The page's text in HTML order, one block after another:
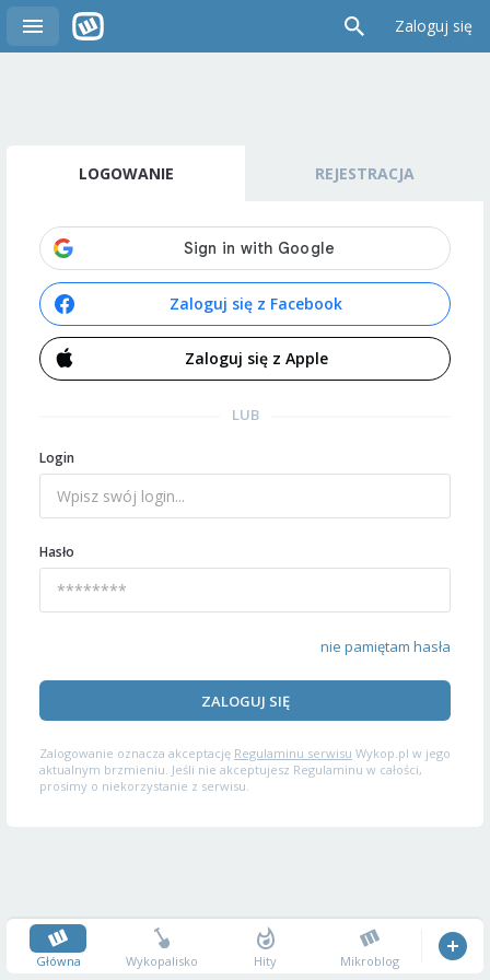
Zaloguj się
LOGOWANIE REJESTRACJA
Zaloguj się z Facebook
Zaloguj się z Apple
LUB
Login
Hasło
nie pamiętam hasła
ZALOGUJ SIĘ
Zalogowanie oznacza akceptację Regulaminu serwisu Wykop.pl w jego
aktualnym brzmieniu. Jeśli nie akceptujesz Regulaminu w całości,
prosimy o niekorzystanie z serwisu.
Główna Wykopalisko Hity Mikroblog